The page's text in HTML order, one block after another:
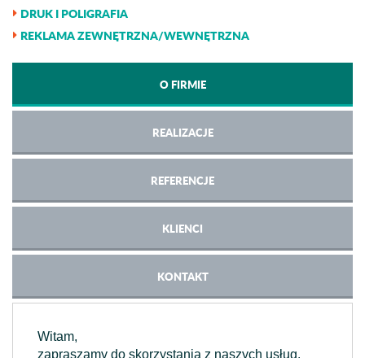
DRUK I POLIGRAFIA
REKLAMA ZEWNĘTRZNA/WEWNĘTRZNA
O FIRMIE
REALIZACJE
REFERENCJE
KLIENCI
KONTAKT
Witam,
zapraszamy do skorzystania z naszych usług.